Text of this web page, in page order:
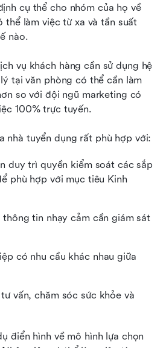
cụ thể cho nhóm của họ về
thể làm việc từ xa và tần suất
nào.
vụ khách hàng cần sử dụng hệ
tại văn phòng có thể cần làm
so với đội ngũ marketing có
100% trực tuyến.
nhà tuyển dụng rất phù hợp với:
duy trì quyền kiểm soát các sắp
phù hợp với mục tiêu Kinh
tin nhạy cảm cần giám sát
có nhu cầu khác nhau giữa
vấn, chăm sóc sức khỏe và
điển hình về mô hình lựa chọn